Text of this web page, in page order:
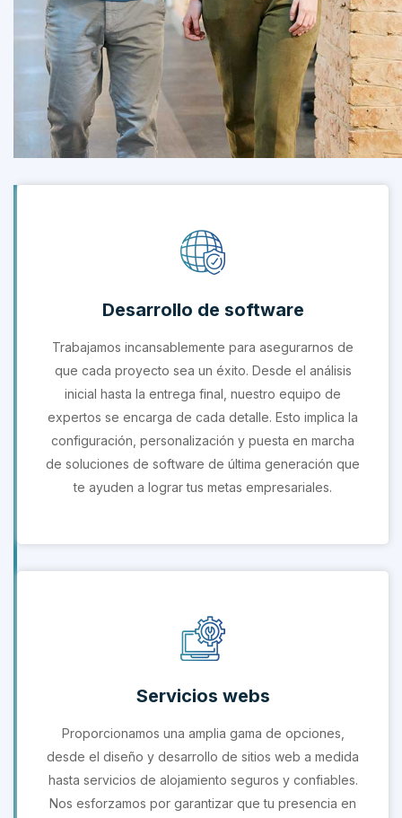
Desarrollo de software
Trabajamos incansablemente para asegurarnos de
que cada proyecto sea un éxito. Desde el análisis
inicial hasta la entrega final, nuestro equipo de
expertos se encarga de cada detalle. Esto implica la
configuración, personalización y puesta en marcha
de soluciones de software de última generación que
te ayuden a lograr tus metas empresariales.
Servicios webs
Proporcionamos una amplia gama de opciones,
desde el diseño y desarrollo de sitios web a medida
hasta servicios de alojamiento seguros y confiables.
Nos esforzamos por garantizar que tu presencia en